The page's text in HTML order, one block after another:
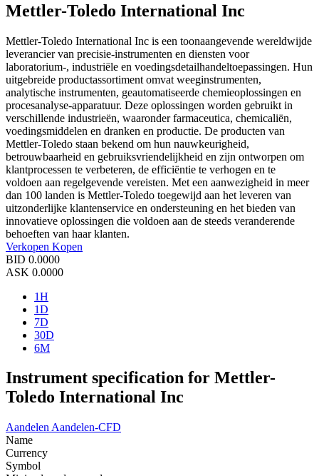
Mettler-Toledo International Inc
Mettler-Toledo International Inc is een toonaangevende wereldwijde
leverancier van precisie-instrumenten en diensten voor
laboratorium-, industriële en voedingsdetailhandeltoepassingen. Hun
uitgebreide productassortiment omvat weeginstrumenten,
analytische instrumenten, geautomatiseerde chemieoplossingen en
procesanalyse-apparatuur. Deze oplossingen worden gebruikt in
verschillende industrieën, waaronder farmaceutica, chemicaliën,
voedingsmiddelen en dranken en productie. De producten van
Mettler-Toledo staan bekend om hun nauwkeurigheid,
betrouwbaarheid en gebruiksvriendelijkheid en zijn ontworpen om
klantprocessen te verbeteren, de efficiëntie te verhogen en te
voldoen aan regelgevende vereisten. Met een aanwezigheid in meer
dan 100 landen is Mettler-Toledo toegewijd aan het leveren van
uitzonderlijke klantenservice en ondersteuning en het bieden van
innovatieve oplossingen die voldoen aan de steeds veranderende
behoeften van haar klanten.
Verkopen Kopen
BID 0.0000
ASK 0.0000
1H
1D
7D
30D
6M
Instrument specification for Mettler-
Toledo International Inc
Aandelen Aandelen-CFD
Name
Currency
Symbol